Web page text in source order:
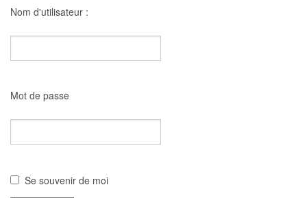
Nom d'utilisateur :
Mot de passe
Se souvenir de moi